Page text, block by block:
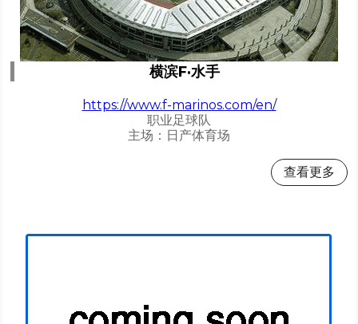
横滨F·水手
https://www.f-marinos.com/en/
职业足球队
主场：日产体育场
查看更多